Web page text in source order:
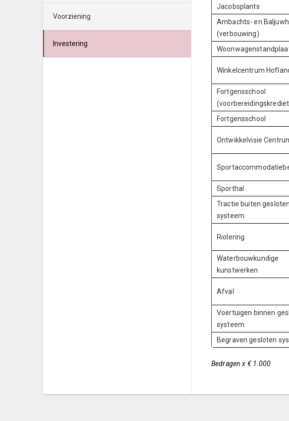
Voorziening
Investering
Jacobsplants
Ambachts- en
(verbouwing)
Winkelcentrum
Fortgensschool
Fortgensschool
Ontwikkelvisie
Sporthal
Tractie buiten gesloten
systeem
Riolering
Waterbouwkundige
kunstwerken
Afval
Voertuigen binnen
systeem
Begraven gesloten
Bedragen x € 1.000